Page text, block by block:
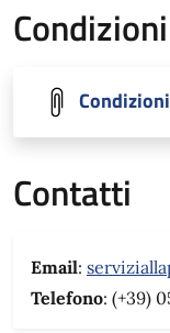
Contatti
Email:
Telefono: (+39)